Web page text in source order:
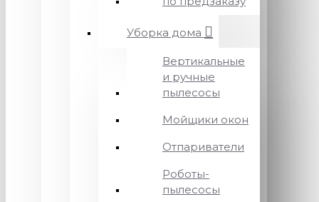
Уборка дома
Вертикальные
и ручные
пылесосы
Мойщики окон
Отпариватели
Роботы-
пылесосы